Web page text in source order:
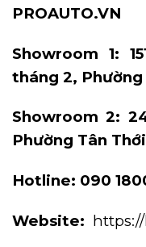
PROAUTO.VN
Showroom 1:
tháng 2, Phường
Showroom 2:
Phường Tân
Hotline: 090
Website: